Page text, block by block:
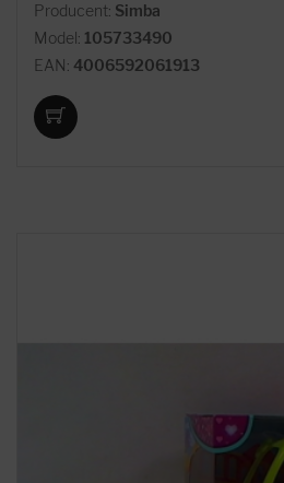
Producent: Simba
Model: 105733490
EAN: 4006592061913